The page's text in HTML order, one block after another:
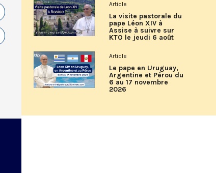
Article
La visite pastorale du
pape Léon XIV à
Assise à suivre sur
KTO le jeudi 6 août
Article
Le pape en Uruguay,
Argentine et Pérou du
6 au 17 novembre
2026